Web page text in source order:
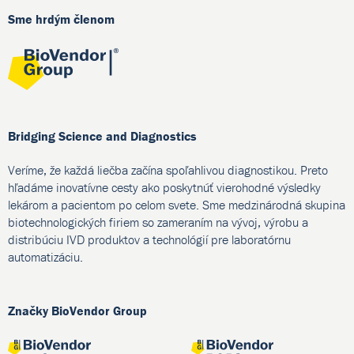
Sme hrdým členom
Bridging Science and Diagnostics
Veríme, že každá liečba začína spoľahlivou diagnostikou. Preto
hľadáme inovatívne cesty ako poskytnúť vierohodné výsledky
lekárom a pacientom po celom svete. Sme medzinárodná skupina
biotechnologických firiem so zameraním na vývoj, výrobu a
distribúciu IVD produktov a technológií pre laboratórnu
automatizáciu.
Značky BioVendor Group